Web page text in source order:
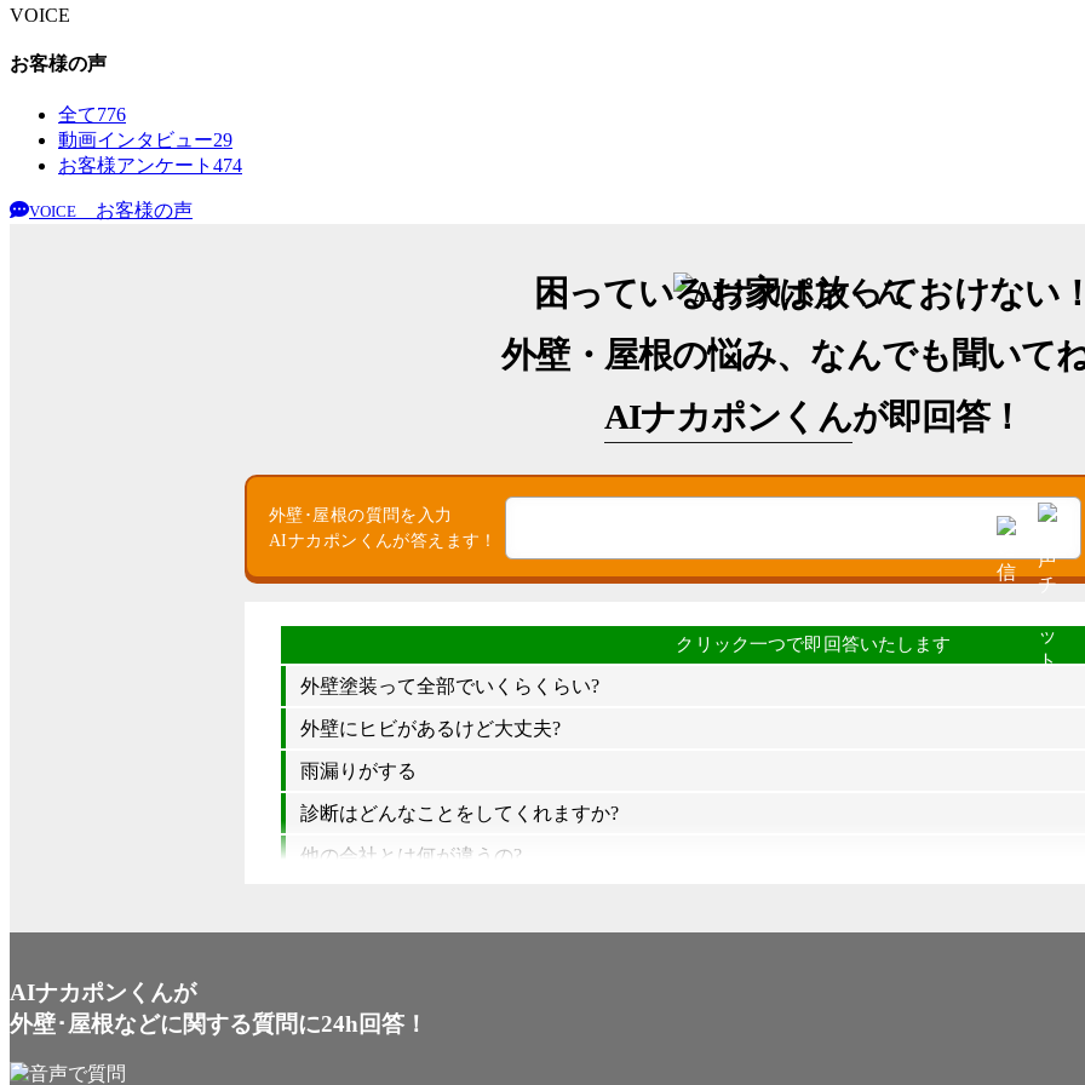
VOICE
お客様の声
全て776
動画インタビュー29
お客様アンケート 474
VOICE お客様の声
困っているお家は放っておけない
外壁・屋根の悩み、なんでも聞いて
AIナカポンくんが即回答！
外壁･屋根の質問を入力
AIナカポンくんが答えます！
外壁塗装って全部でいくらくらい?
外壁にヒビがあるけど大丈夫?
雨漏りがする
診断はどんなことをしてくれますか?
他の会社とは何が違うの?
AIナカポンくんが
外壁･屋根などに関する質問に24h回答！